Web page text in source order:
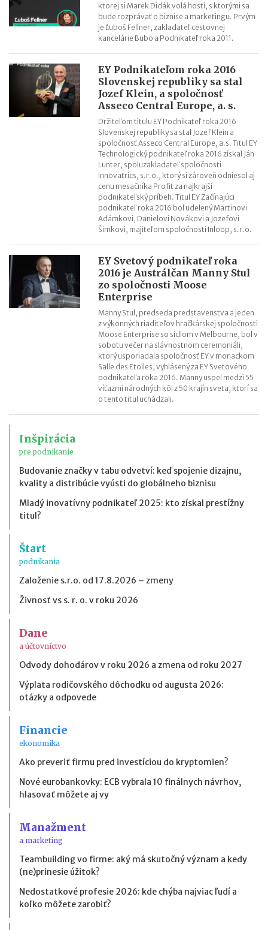
ktorej si Marek Didák volá hostí, s ktorými sa
bude rozprávať o biznise a marketingu. Prvým
je Ľuboš Fellner, zakladateľ cestovnej
kancelárie Bubo a Podnikateľ roka 2011.
EY Podnikateľom roka 2016
Slovenskej republiky sa stal
Jozef Klein, a spoločnosť
Asseco Central Europe, a. s.
Držiteľom titulu EY Podnikateľ roka 2016
Slovenskej republiky sa stal Jozef Klein a
spoločnosť Asseco Central Europe, a.s. Titul EY
Technologický podnikateľ roka 2016 získal Ján
Lunter, spoluzakladateľ spoločnosti
Innovatrics, s.r.o., ktorý si zároveň odniesol aj
cenu mesačníka Profit za najkrajší
podnikateľský príbeh. Titul EY Začínajúci
podnikateľ roka 2016 bol udelený Martinovi
Adámkovi, Danielovi Novákovi a Jozefovi
Šimkovi, majiteľom spoločnosti Inloop, s.r.o.
EY Svetový podnikateľ roka
2016 je Austrálčan Manny Stul
zo spoločnosti Moose
Enterprise
Manny Stul, predseda predstavenstva a jeden
z výkonných riaditeľov hračkárskej spoločnosti
Moose Enterprise so sídlom v Melbourne, bol v
sobotu večer na slávnostnom ceremoniáli,
ktorý usporiadala spoločnosť EY v monackom
Salle des Etoiles, vyhlásený za EY Svetového
podnikateľa roka 2016. Manny uspel medzi 55
víťazmi národných kôl z 50 krajín sveta, ktorí sa
o tento titul uchádzali.
Inšpirácia
pre podnikanie
Budovanie značky v tabu odvetví: keď spojenie dizajnu,
kvality a distribúcie vyústi do globálneho biznisu
Mladý inovatívny podnikateľ 2025: kto získal prestížny
titul?
Štart
podnikania
Založenie s.r.o. od 17.8.2026 – zmeny
Živnosť vs s. r. o. v roku 2026
Dane
a účtovníctvo
Odvody dohodárov v roku 2026 a zmena od roku 2027
Výplata rodičovského dôchodku od augusta 2026:
otázky a odpovede
Financie
ekonomika
Ako preveriť firmu pred investíciou do kryptomien?
Nové eurobankovky: ECB vybrala 10 finálnych návrhov,
hlasovať môžete aj vy
Manažment
a marketing
Teambuilding vo firme: aký má skutočný význam a kedy
(ne)prinesie úžitok?
Nedostatkové profesie 2026: kde chýba najviac ľudí a
koľko môžete zarobiť?